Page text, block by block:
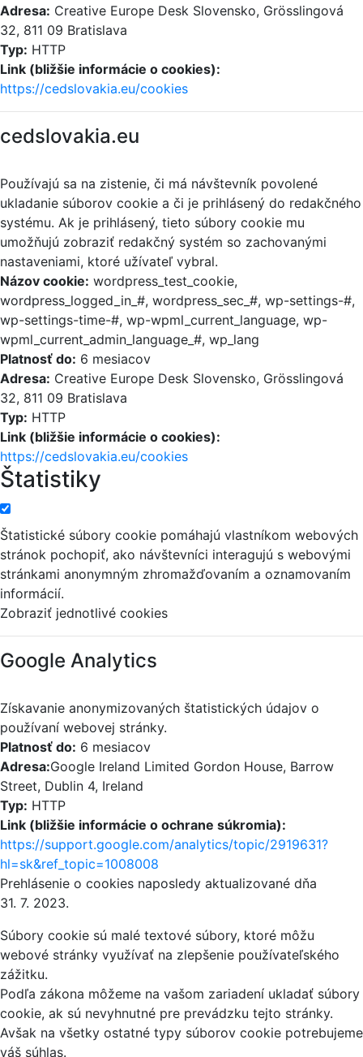
Adresa: Creative Europe Desk Slovensko, Grösslingová
32, 811 09 Bratislava
Typ: HTTP
Link (bližšie informácie o cookies):
https://cedslovakia.eu/cookies
cedslovakia.eu
Používajú sa na zistenie, či má návštevník povolené
ukladanie súborov cookie a či je prihlásený do redakčného
systému. Ak je prihlásený, tieto súbory cookie mu
umožňujú zobraziť redakčný systém so zachovanými
nastaveniami, ktoré užívateľ vybral.
Názov cookie: wordpress_test_cookie,
wordpress_logged_in_#, wordpress_sec_#, wp-settings-#,
wp-settings-time-#, wp-wpml_current_language, wp-
wpml_current_admin_language_#, wp_lang
Platnosť do: 6 mesiacov
Adresa: Creative Europe Desk Slovensko, Grösslingová
32, 811 09 Bratislava
Typ: HTTP
Link (bližšie informácie o cookies):
https://cedslovakia.eu/cookies
Štatistiky
Štatistické súbory cookie pomáhajú vlastníkom webových
stránok pochopiť, ako návštevníci interagujú s webovými
stránkami anonymným zhromažďovaním a oznamovaním
informácií.
Zobraziť jednotlivé cookies
Google Analytics
Získavanie anonymizovaných štatistických údajov o
používaní webovej stránky.
Platnosť do: 6 mesiacov
Adresa:Google Ireland Limited Gordon House, Barrow
Street, Dublin 4, Ireland
Typ: HTTP
Link (bližšie informácie o ochrane súkromia):
https://support.google.com/analytics/topic/2919631?
hl=sk&ref_topic=1008008
Prehlásenie o cookies naposledy aktualizované dňa
31. 7. 2023.
Súbory cookie sú malé textové súbory, ktoré môžu
webové stránky využívať na zlepšenie používateľského
zážitku.
Podľa zákona môžeme na vašom zariadení ukladať súbory
cookie, ak sú nevyhnutné pre prevádzku tejto stránky.
Avšak na všetky ostatné typy súborov cookie potrebujeme
váš súhlas.